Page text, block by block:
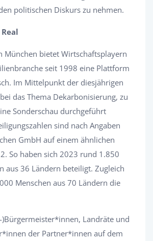
politischen Diskurs zu nehmen.
München bietet Wirtschaftsplayern
seit 1998 eine Plattform
Im Mittelpunkt der diesjährigen
das Thema Dekarbonisierung, zu
Sonderschau durchgeführt
sind nach Angaben
GmbH auf einem ähnlichen
So haben sich 2023 rund 1.850
aus 36 Ländern beteiligt. Zugleich
Menschen aus 70 Ländern die
)Bürgermeister*innen, Landräte und
der Partner*innen auf dem